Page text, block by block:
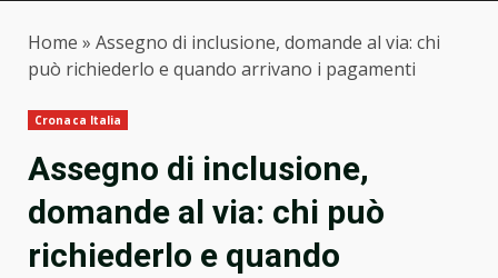
Home » Assegno di inclusione, domande al via: chi
può richiederlo e quando arrivano i pagamenti
Cronaca Italia
Assegno di inclusione,
domande al via: chi può
richiederlo e quando